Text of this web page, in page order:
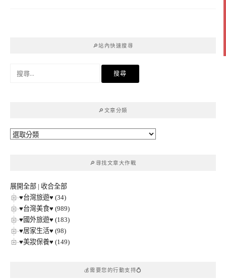
🔎站內快速搜尋
🔎文章分類
🔎
🔎尋找文章大作戰
展開全部 | 收合全部
♥台灣旅遊♥ (34)
♥台灣美食♥ (989)
♥國外旅遊♥ (183)
♥居家生活♥ (98)
♥美妝保養♥ (149)
💰需要您的行動支持💍